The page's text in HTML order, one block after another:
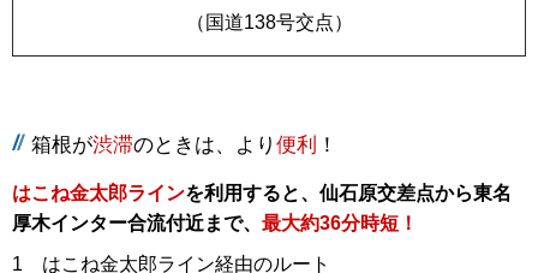
（国道138号交点）
箱根が渋滞のときは、より 便利 ！
はこね金太郎ラインを利用すると、仙石原交差点から東名
厚木インター合流付近まで、 最大約36分時短！
1 はこね金太郎ライン経由のルート